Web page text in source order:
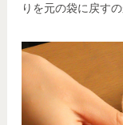
りを元の袋に戻すの